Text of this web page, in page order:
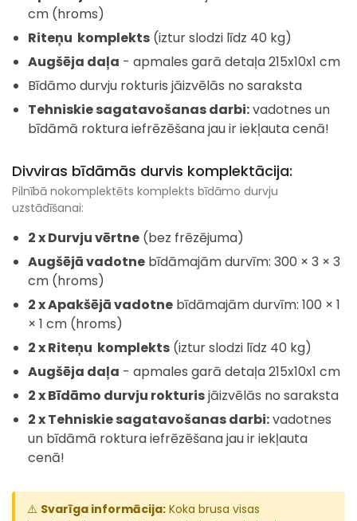
cm (hroms)
Riteņu komplekts (iztur slodzi līdz 40 kg)
Augšēja daļa - apmales garā detaļa 215x10x1 cm
Bīdāmo durvju rokturis jāizvēlās no saraksta
Tehniskie sagatavošanas darbi:vadotnes un
bīdāmā roktura iefrēzēšana jau ir iekļauta cenā!
Divviras bīdāmās durvis komplektācija:
Pilnībā nokomplektēts komplekts bīdāmo durvju
uzstādīšanai:
2 x Durvju vērtne (bez frēzējuma)
Augšējā vadotne bīdāmajām durvīm: 300 × 3 × 3
cm (hroms)
2 x Apakšējā vadotne bīdāmajām durvīm: 100 × 1
× 1 cm (hroms)
2 x Riteņu komplekts (iztur slodzi līdz 40 kg)
Augšēja daļa - apmales garā detaļa 215x10x1 cm
2 x Bīdāmo durvju rokturisjāizvēlās no saraksta
2 x Tehniskie sagatavošanas darbi:vadotnes
un bīdāmā roktura iefrēzēšana jau ir iekļauta
cenā!
⚠️ Svarīga informācija: Koka brusa visas